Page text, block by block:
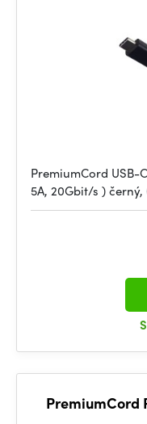
PremiumCord USB-
5A, 20Gbit/s ) černý,
PremiumCord